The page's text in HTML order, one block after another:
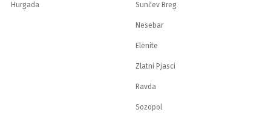
Hurgada Sunčev Breg
Nesebar
Elenite
Zlatni Pjasci
Ravda
Sozopol